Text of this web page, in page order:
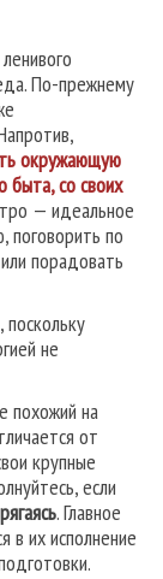
По-прежнему
окружающую
быта, со своих
— идеальное
поговорить по
порадовать
не
похожий на
от
крупные
если
. Главное
в их исполнение